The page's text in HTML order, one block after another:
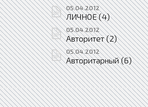
05.04.2012
ЛИЧНОЕ (4)
05.04.2012
Авторитет (2)
05.04.2012
Авторитарный (6)